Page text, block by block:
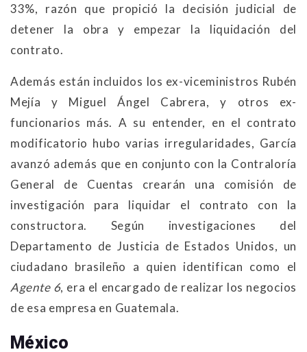
33%, razón que propició la decisión judicial de
detener la obra y empezar la liquidación del
contrato.
Además están incluidos los ex-viceministros Rubén
Mejía y Miguel Ángel Cabrera, y otros ex-
funcionarios más. A su entender, en el contrato
modificatorio hubo varias irregularidades, García
avanzó además que en conjunto con la Contraloría
General de Cuentas crearán una comisión de
investigación para liquidar el contrato con la
constructora. Según investigaciones del
Departamento de Justicia de Estados Unidos, un
ciudadano brasileño a quien identifican como el
Agente 6, era el encargado de realizar los negocios
de esa empresa en Guatemala.
México